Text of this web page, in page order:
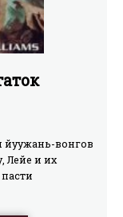
йуужань-вонгов
Лейе и их